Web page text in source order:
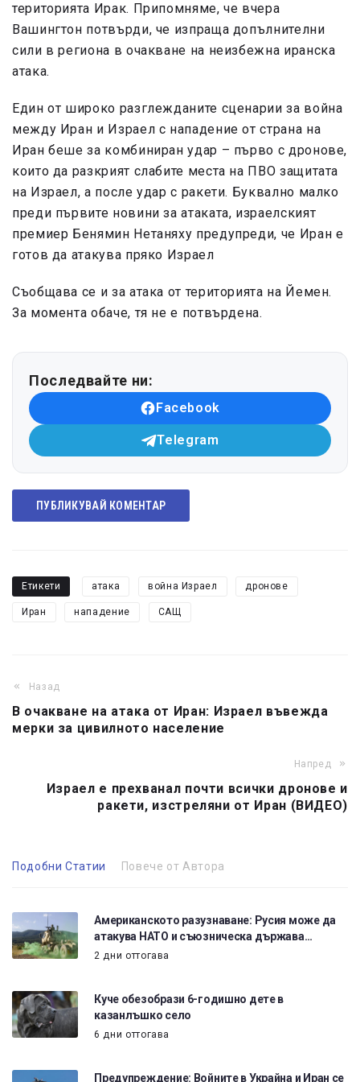
територията Ирак. Припомняме, че вчера
Вашингтон потвърди, че изпраща допълнителни
сили в региона в очакване на неизбежна иранска
атака.
Един от широко разглежданите сценарии за война
между Иран и Израел с нападение от страна на
Иран беше за комбиниран удар – първо с дронове,
които да разкрият слабите места на ПВО защитата
на Израел, а после удар с ракети. Буквално малко
преди първите новини за атаката, израелският
премиер Бенямин Нетаняху предупреди, че Иран е
готов да атакува пряко Израел
Съобщава се и за атака от територията на Йемен.
За момента обаче, тя не е потвърдена.
Последвайте ни:
Facebook
Telegram
ПУБЛИКУВАЙ КОМЕНТАР
Етикети атака война Израел дронове
Иран нападение САЩ
Назад
В очакване на атака от Иран: Израел въвежда
мерки за цивилното население
Напред
Израел е прехванал почти всички дронове и
ракети, изстреляни от Иран (ВИДЕО)
Подобни Статии Повече от Автора
Американското разузнаване: Русия може да
атакува НАТО и съюзническа държава…
2 дни оттогава
Куче обезобрази 6-годишно дете в
казанлъшко село
6 дни оттогава
Предупреждение: Войните в Украйна и Иран се